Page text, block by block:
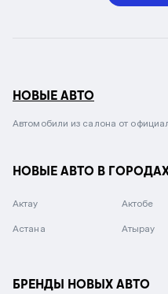
НОВЫЕ АВТО
Автомобили из салона от
НОВЫЕ АВТО В
Актау Актобе
Астана Атырау
БРЕНДЫ НОВЫХ АВТО